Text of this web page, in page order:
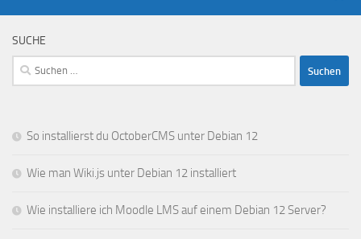
SUCHE
Suchen
nach:
So installierst du OctoberCMS unter Debian 12
Wie man Wiki.js unter Debian 12 installiert
Wie installiere ich Moodle LMS auf einem Debian 12 Server?